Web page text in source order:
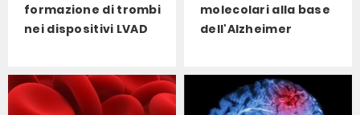
formazione di trombi
nei dispositivi LVAD
molecolari alla base
dell'Alzheimer